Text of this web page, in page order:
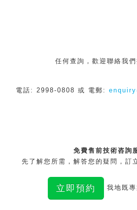
任何查詢，歡迎聯絡我
電話: 2998-0808 或 電郵:
免費售前技術咨詢
先了解您所需，解答您的疑問，訂
立即預約 我地既